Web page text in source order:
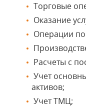
Торговые
Оказание
Операции по
Расчеты с
Учет
активов;
Учет ТМЦ;